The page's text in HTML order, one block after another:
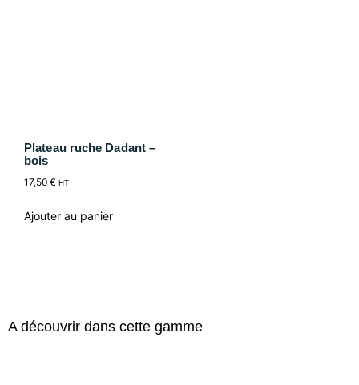
Plateau ruche Dadant –
bois
17,50 € HT
Ajouter au panier
A découvrir dans cette gamme